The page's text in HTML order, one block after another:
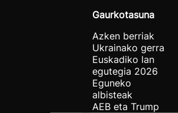
Gaurkotasuna
Azken berriak
Ukrainako gerra
Euskadiko lan
egutegia 2026
Eguneko
albisteak
AEB eta Trump